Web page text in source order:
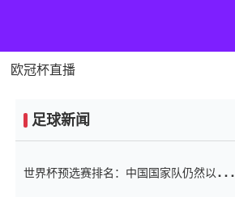
欧冠杯直播
足球新闻
世界杯预选赛排名：中国国家队仍然以6分